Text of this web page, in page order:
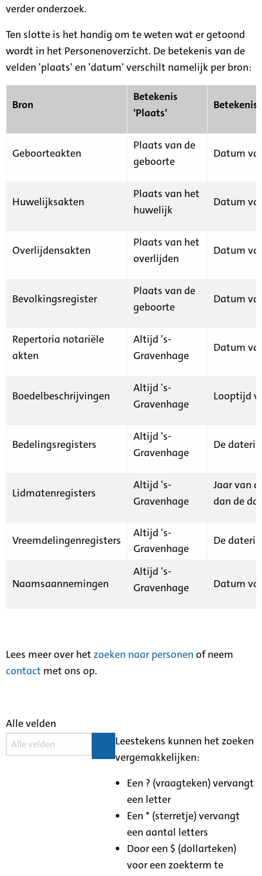
verder onderzoek.
Ten slotte is het handig om te weten wat er getoond
wordt in het Personenoverzicht. De betekenis van de
velden 'plaats' en 'datum' verschilt namelijk per bron:
Bron
Betekenis
'Plaats'
Geboorteakten
Plaats van de
geboorte
Datum
Huwelijksakten
Plaats van het
huwelijk
Datum
Overlijdensakten
Plaats van het
overlijden
Datum
Bevolkingsregister
Plaats van de
geboorte
Datum
Repertoria notariële
akten
Altijd 's-
Gravenhage
Datum
Boedelbeschrijvingen
Altijd 's-
Gravenhage
Looptijd
Bedelingsregisters
Altijd 's-
Gravenhage
De
Lidmatenregisters
Altijd 's-
Gravenhage
Jaar van
dan de
Vreemdelingenregisters
Altijd 's-
Gravenhage
De
Naamsaannemingen
Altijd 's-
Gravenhage
Datum
Lees meer over het zoeken naar personen of neem
contact met ons op.
Alle velden
Leestekens kunnen het zoeken
vergemakkelijken:
Een ? (vraagteken) vervangt
een letter
Een * (sterretje) vervangt
een aantal letters
Door een $ (dollarteken)
voor een zoekterm te